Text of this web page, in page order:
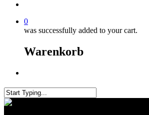
0
was successfully added to your cart.
Warenkorb
Close